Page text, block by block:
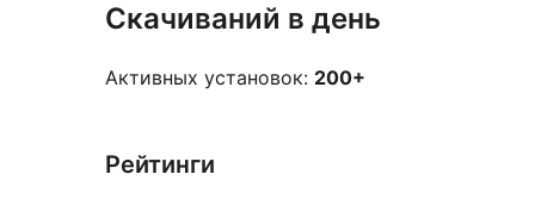
Скачиваний в день
Активных установок: 200+
Рейтинги